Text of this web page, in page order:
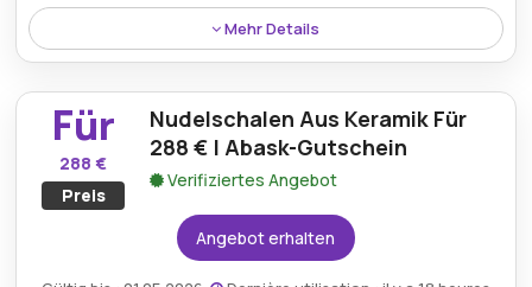
Mehr Details
Ein wunderschön gefertigtes, sportliches,
handgraviertes Kristallstück kann für 220 € erworben
werden und ist über das Sonderangebot von Abask
erhältlich.
Für
288 €
Preis
Nudelschalen Aus Keramik Für
288 € | Abask-Gutschein
Verifiziertes Angebot
Angebot erhalten